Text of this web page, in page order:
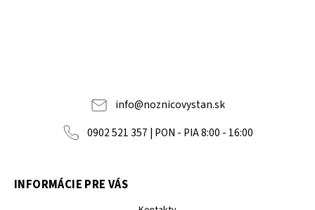
info@noznicovystan.sk
0902 521 357 | PON - PIA 8:00 - 16:00
INFORMÁCIE PRE VÁS